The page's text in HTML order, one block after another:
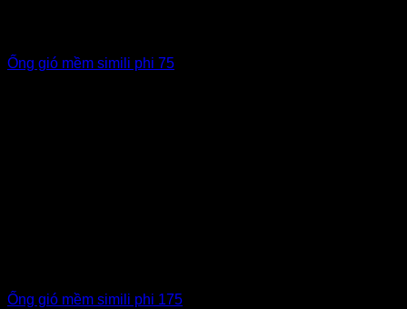
Ống gió mềm simili phi 75
Ống gió mềm simili phi 175